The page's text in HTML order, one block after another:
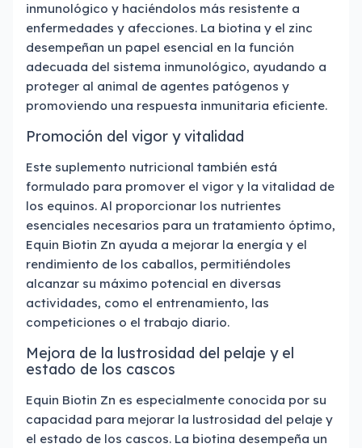
inmunológico y haciéndolos más resistente a
enfermedades y afecciones. La biotina y el zinc
desempeñan un papel esencial en la función
adecuada del sistema inmunológico, ayudando a
proteger al animal de agentes patógenos y
promoviendo una respuesta inmunitaria eficiente.
Promoción del vigor y vitalidad
Este suplemento nutricional también está
formulado para promover el vigor y la vitalidad de
los equinos. Al proporcionar los nutrientes
esenciales necesarios para un tratamiento óptimo,
Equin Biotin Zn ayuda a mejorar la energía y el
rendimiento de los caballos, permitiéndoles
alcanzar su máximo potencial en diversas
actividades, como el entrenamiento, las
competiciones o el trabajo diario.
Mejora de la lustrosidad del pelaje y el
estado de los cascos
Equin Biotin Zn es especialmente conocida por su
capacidad para mejorar la lustrosidad del pelaje y
el estado de los cascos. La biotina desempeña un